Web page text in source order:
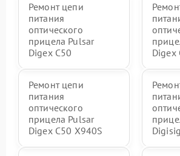
Ремонт цепи
питания
оптического
прицела Pulsar
Digex C50
Digex
Ремонт цепи
питания
оптического
прицела Pulsar
Digex C50 X940S